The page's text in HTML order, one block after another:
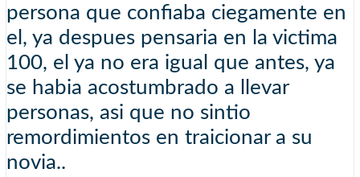
persona que confiaba ciegamente en
el, ya despues pensaria en la victima
100, el ya no era igual que antes, ya
se habia acostumbrado a llevar
personas, asi que no sintio
remordimientos en traicionar a su
novia..